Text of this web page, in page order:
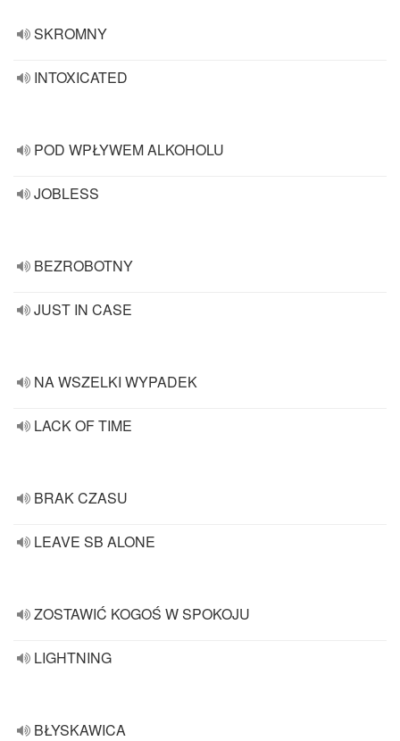
SKROMNY
INTOXICATED
POD WPŁYWEM ALKOHOLU
JOBLESS
BEZROBOTNY
JUST IN CASE
NA WSZELKI WYPADEK
LACK OF TIME
BRAK CZASU
LEAVE SB ALONE
ZOSTAWIĆ KOGOŚ W SPOKOJU
LIGHTNING
BŁYSKAWICA